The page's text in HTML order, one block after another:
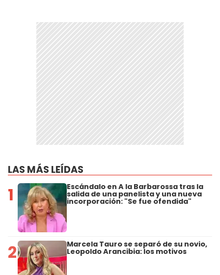
LAS MÁS LEÍDAS
1 Escándalo en A la Barbarossa tras la
salida de una panelista y una nueva
incorporación: "Se fue ofendida"
2 Marcela Tauro se separó de su novio,
Leopoldo Arancibia: los motivos